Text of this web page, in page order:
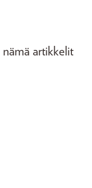
nämä artikkelit